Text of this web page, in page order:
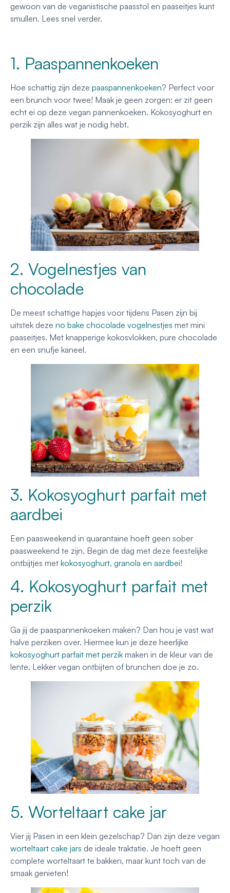
gewoon van de veganistische paasstol en paaseitjes kunt
smullen. Lees snel verder.
1. Paaspannenkoeken
Hoe schattig zijn deze paaspannenkoeken? Perfect voor
een brunch voor twee! Maak je geen zorgen: er zit geen
echt ei op deze vegan pannenkoeken. Kokosyoghurt en
perzik zijn alles wat je nodig hebt.
2. Vogelnestjes van
chocolade
De meest schattige hapjes voor tijdens Pasen zijn bij
uitstek deze no bake chocolade vogelnestjes met mini
paaseitjes. Met knapperige kokosvlokken, pure chocolade
en een snufje kaneel.
3. Kokosyoghurt parfait met
aardbei
Een paasweekend in quarantaine hoeft geen sober
paasweekend te zijn. Begin de dag met deze feestelijke
ontbijtjes met kokosyoghurt, granola en aardbei!
4. Kokosyoghurt parfait met
perzik
Ga jij de paaspannenkoeken maken? Dan hou je vast wat
halve perziken over. Hiermee kun je deze heerlijke
kokosyoghurt parfait met perzik maken in de kleur van de
lente. Lekker vegan ontbijten of brunchen doe je zo.
5. Worteltaart cake jar
Vier jij Pasen in een klein gezelschap? Dan zijn deze vegan
worteltaart cake jars de ideale traktatie. Je hoeft geen
complete worteltaart te bakken, maar kunt toch van de
smaak genieten!